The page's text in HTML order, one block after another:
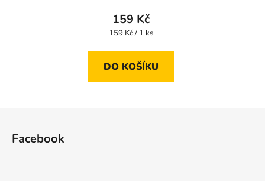
159 Kč
Měrná
159 Kč / 1 ks
DO KOŠÍKU
Facebook